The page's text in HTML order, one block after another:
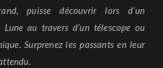
puisse découvrir lors d’un
au travers d’un télescope ou
Surprenez les passants en leur